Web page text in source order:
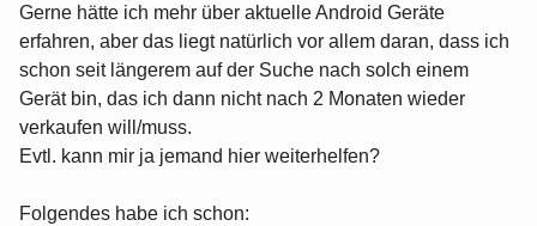
Gerne hätte ich mehr über aktuelle Android Geräte
erfahren, aber das liegt natürlich vor allem daran, dass ich
schon seit längerem auf der Suche nach solch einem
Gerät bin, das ich dann nicht nach 2 Monaten wieder
verkaufen will/muss.
Evtl. kann mir ja jemand hier weiterhelfen?
Folgendes habe ich schon: